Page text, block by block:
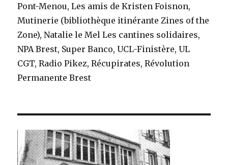
Pont-Menou, Les amis de Kristen Foisnon,
Mutinerie (bibliothèque itinérante Zines of the
Zone), Natalie le Mel Les cantines solidaires,
NPA Brest, Super Banco, UCL-Finistère, UL
CGT, Radio Pikez, Récupirates,Révolution
Permanente Brest